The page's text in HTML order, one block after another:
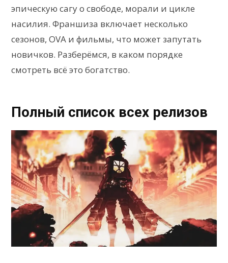
эпическую сагу о свободе, морали и цикле
насилия. Франшиза включает несколько
сезонов, OVA и фильмы, что может запутать
новичков. Разберёмся, в каком порядке
смотреть всё это богатство.
Полный список всех релизов